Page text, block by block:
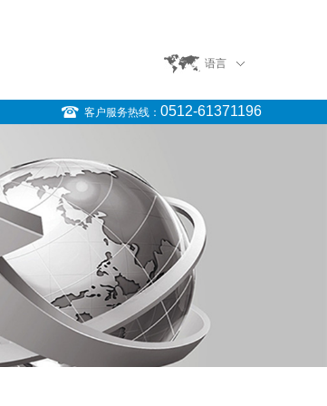
语言
客户服务热线： 0512-61371196